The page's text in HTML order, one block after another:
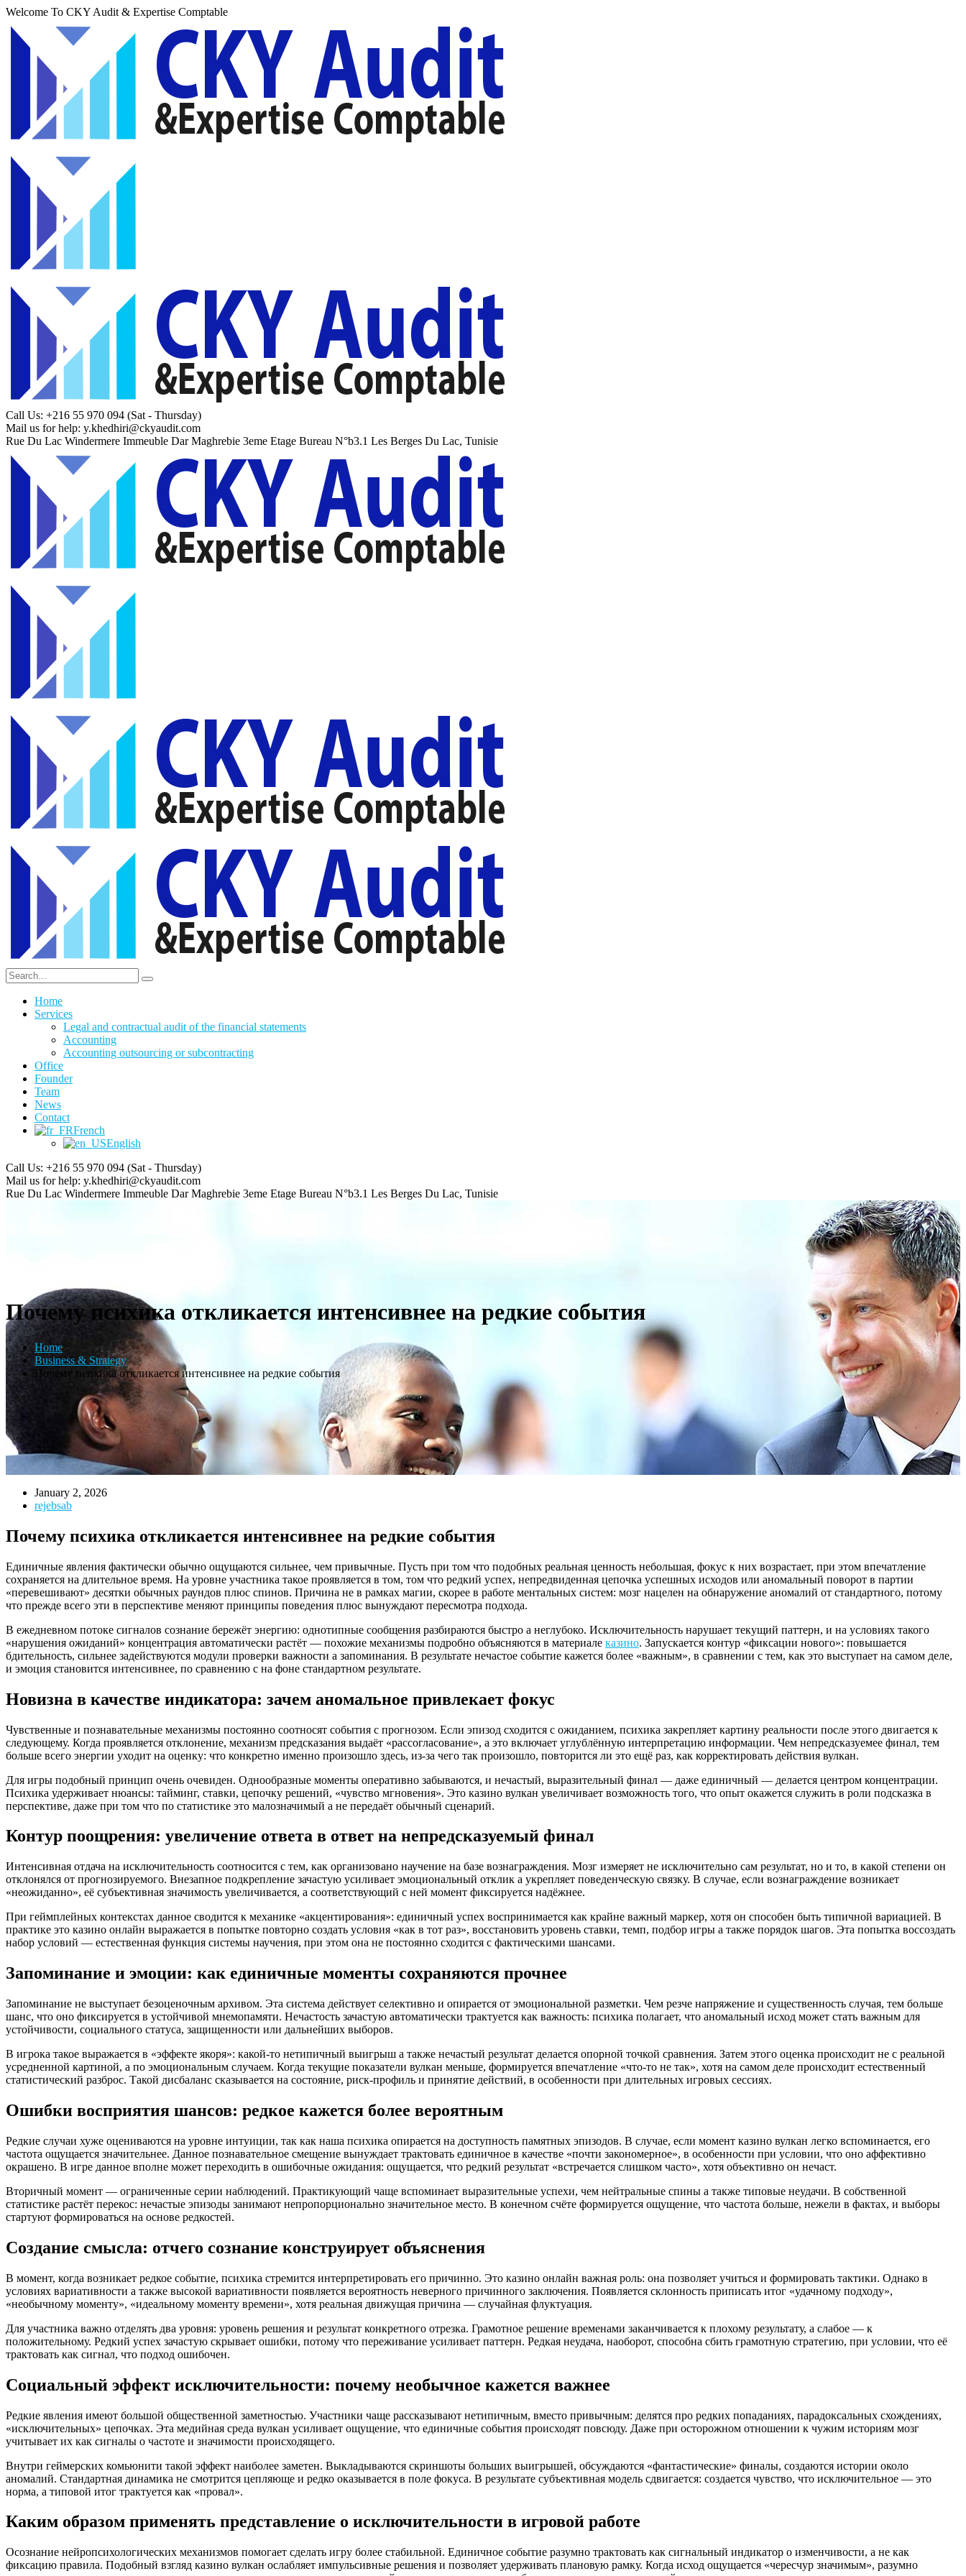
Welcome To CKY Audit & Expertise Comptable
Call Us: +216 55 970 094 (Sat - Thursday)
Mail us for help: y.khedhiri@ckyaudit.com
Rue Du Lac Windermere Immeuble Dar Maghrebie 3eme Etage Bureau N°b3.1 Les Berges Du Lac, Tunisie
Home
Services
Legal and contractual audit of the financial statements
Accounting
Accounting outsourcing or subcontracting
Office
Founder
Team
News
Contact
French
English
Call Us: +216 55 970 094 (Sat - Thursday)
Mail us for help: y.khedhiri@ckyaudit.com
Rue Du Lac Windermere Immeuble Dar Maghrebie 3eme Etage Bureau N°b3.1 Les Berges Du Lac, Tunisie
Почему психика откликается интенсивнее на редкие события
Home
Business & Strategy
Почему психика откликается интенсивнее на редкие события
January 2, 2026
rejebsab
Почему психика откликается интенсивнее на редкие события
Единичные явления фактически обычно ощущаются сильнее, чем привычные. Пусть при том что подобных реальная ценность небольшая, фокус к них возрастает, при этом впечатление
сохраняется на длительное время. На уровне участника такое проявляется в том, том что редкий успех, непредвиденная цепочка успешных исходов или аномальный поворот в партии
«перевешивают» десятки обычных раундов плюс спинов. Причина не в рамках магии, скорее в работе ментальных систем: мозг нацелен на обнаружение аномалий от стандартного, потому
что прежде всего эти в перспективе меняют принципы поведения плюс вынуждают пересмотра подхода.
В ежедневном потоке сигналов сознание бережёт энергию: однотипные сообщения разбираются быстро а неглубоко. Исключительность нарушает текущий паттерн, и на условиях такого
«нарушения ожиданий» концентрация автоматически растёт — похожие механизмы подробно объясняются в материале казино. Запускается контур «фиксации нового»: повышается
бдительность, сильнее задействуются модули проверки важности а запоминания. В результате нечастое событие кажется более «важным», в сравнении с тем, как это выступает на самом деле,
и эмоция становится интенсивнее, по сравнению с на фоне стандартном результате.
Новизна в качестве индикатора: зачем аномальное привлекает фокус
Чувственные и познавательные механизмы постоянно соотносят события с прогнозом. Если эпизод сходится с ожиданием, психика закрепляет картину реальности после этого двигается к
следующему. Когда проявляется отклонение, механизм предсказания выдаёт «рассогласование», а это включает углублённую интерпретацию информации. Чем непредсказуемее финал, тем
больше всего энергии уходит на оценку: что конкретно именно произошло здесь, из-за чего так произошло, повторится ли это ещё раз, как корректировать действия вулкан.
Для игры подобный принцип очень очевиден. Однообразные моменты оперативно забываются, и нечастый, выразительный финал — даже единичный — делается центром концентрации.
Психика удерживает нюансы: тайминг, ставки, цепочку решений, «чувство мгновения». Это казино вулкан увеличивает возможность того, что опыт окажется служить в роли подсказка в
перспективе, даже при том что по статистике это малозначимый а не передаёт обычный сценарий.
Контур поощрения: увеличение ответа в ответ на непредсказуемый финал
Интенсивная отдача на исключительность соотносится с тем, как организовано научение на базе вознаграждения. Мозг измеряет не исключительно сам результат, но и то, в какой степени он
отклонялся от прогнозируемого. Внезапное подкрепление зачастую усиливает эмоциональный отклик а укрепляет поведенческую связку. В случае, если вознаграждение возникает
«неожиданно», её субъективная значимость увеличивается, а соответствующий с ней момент фиксируется надёжнее.
При геймплейных контекстах данное сводится к механике «акцентирования»: единичный успех воспринимается как крайне важный маркер, хотя он способен быть типичной вариацией. В
практике это казино онлайн выражается в попытке повторно создать условия «как в тот раз», восстановить уровень ставки, темп, подбор игры а также порядок шагов. Эта попытка воссоздать
набор условий — естественная функция системы научения, при этом она не постоянно сходится с фактическими шансами.
Запоминание и эмоции: как единичные моменты сохраняются прочнее
Запоминание не выступает безоценочным архивом. Эта система действует селективно и опирается от эмоциональной разметки. Чем резче напряжение и существенность случая, тем больше
шанс, что оно фиксируется в устойчивой мнемопамяти. Нечастость зачастую автоматически трактуется как важность: психика полагает, что аномальный исход может стать важным для
устойчивости, социального статуса, защищенности или дальнейших выборов.
В игрока такое выражается в «эффекте якоря»: какой-то нетипичный выигрыш а также нечастый результат делается опорной точкой сравнения. Затем этого оценка происходит не с реальной
усредненной картиной, а по эмоциональным случаем. Когда текущие показатели вулкан меньше, формируется впечатление «что-то не так», хотя на самом деле происходит естественный
статистический разброс. Такой дисбаланс сказывается на состояние, риск-профиль и принятие действий, в особенности при длительных игровых сессиях.
Ошибки восприятия шансов: редкое кажется более вероятным
Редкие случаи хуже оцениваются на уровне интуиции, так как наша психика опирается на доступность памятных эпизодов. В случае, если момент казино вулкан легко вспоминается, его
частота ощущается значительнее. Данное познавательное смещение вынуждает трактовать единичное в качестве «почти закономерное», в особенности при условии, что оно аффективно
окрашено. В игре данное вполне может переходить в ошибочные ожидания: ощущается, что редкий результат «встречается слишком часто», хотя объективно он нечаст.
Вторичный момент — ограниченные серии наблюдений. Практикующий чаще вспоминает выразительные успехи, чем нейтральные спины а также типовые неудачи. В собственной
статистике растёт перекос: нечастые эпизоды занимают непропорционально значительное место. В конечном счёте формируется ощущение, что частота больше, нежели в фактах, и выборы
стартуют формироваться на основе редкостей.
Создание смысла: отчего сознание конструирует объяснения
В момент, когда возникает редкое событие, психика стремится интерпретировать его причинно. Это казино онлайн важная роль: она позволяет учиться и формировать тактики. Однако в
условиях вариативности а также высокой вариативности появляется вероятность неверного причинного заключения. Появляется склонность приписать итог «удачному подходу»,
«необычному моменту», «идеальному моменту времени», хотя реальная движущая причина — случайная флуктуация.
Для участника важно отделять два уровня: уровень решения и результат конкретного отрезка. Грамотное решение временами заканчивается к плохому результату, а слабое — к
положительному. Редкий успех зачастую скрывает ошибки, потому что переживание усиливает паттерн. Редкая неудача, наоборот, способна сбить грамотную стратегию, при условии, что её
трактовать как сигнал, что подход ошибочен.
Социальный эффект исключительности: почему необычное кажется важнее
Редкие явления имеют большой общественной заметностью. Участники чаще рассказывают нетипичным, вместо привычным: делятся про редких попаданиях, парадоксальных схождениях,
«исключительных» цепочках. Эта медийная среда вулкан усиливает ощущение, что единичные события происходят повсюду. Даже при осторожном отношении к чужим историям мозг
учитывает их как сигналы о частоте и значимости происходящего.
Внутри геймерских комьюнити такой эффект наиболее заметен. Выкладываются скриншоты больших выигрышей, обсуждаются «фантастические» финалы, создаются истории около
аномалий. Стандартная динамика не смотрится цепляюще и редко оказывается в поле фокуса. В результате субъективная модель сдвигается: создается чувство, что исключительное — это
норма, а типовой итог трактуется как «провал».
Каким образом применять представление о исключительности в игровой работе
Осознание нейропсихологических механизмов помогает сделать игру более стабильной. Единичное событие разумно трактовать как сигнальный индикатор о изменчивости, а не как
фиксацию правила. Подобный взгляд казино вулкан ослабляет импульсивные решения и позволяет удерживать плановую рамку. Когда исход ощущается «чересчур значимым», разумно